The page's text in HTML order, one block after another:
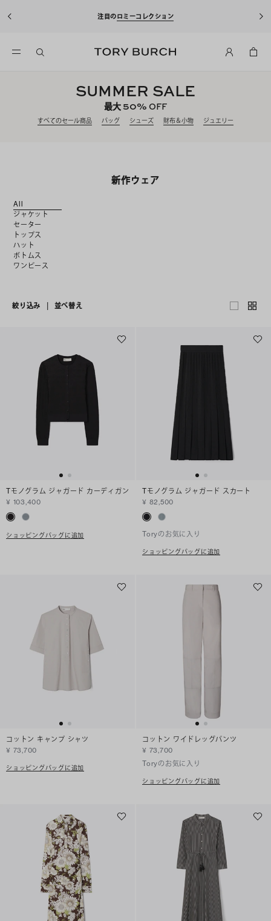
込)以上のお買い物にご利用いただけます。
SUMMER SALE
最大50% OFF
すべてのセール商品 バッグ シューズ 財布＆小物 ジュエリー
新作ウェア
All
ジャケット
セーター
トップス
ハット
ボトムス
ワンピース
絞り込み 並べ替え
Tモノグラム ジャガード カーディガン
¥ 103,400
ショッピングバッグに追加
Tモノグラム ジャガード スカート
¥ 82,500
Toryのお気に入り
ショッピングバッグに追加
コットン キャンプ シャツ
¥ 73,700
ショッピングバッグに追加
コットン ワイドレッグパンツ
¥ 73,700
Toryのお気に入り
ショッピングバッグに追加